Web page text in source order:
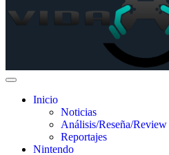
Inicio
Noticias
Análisis/Reseña/Review
Reportajes
Nintendo